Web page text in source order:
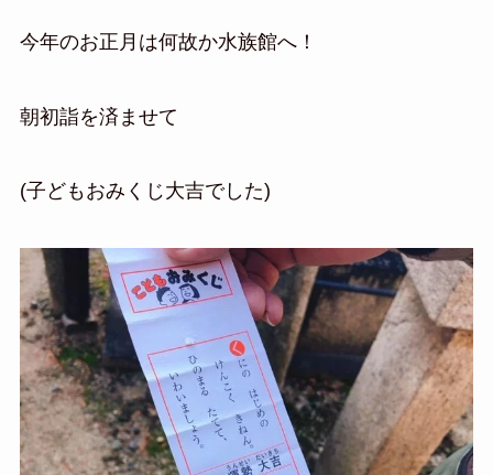
今年のお正月は何故か水族館へ！
朝初詣を済ませて
(子どもおみくじ大吉でした)